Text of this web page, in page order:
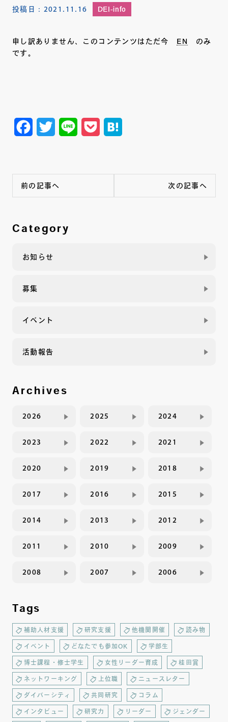
投稿日： 2021.11.16 DEI-info
申し訳ありません、このコンテンツはただ今 EN
のみ
です。
Facebook
TwitterLine Pocket
前の記事へ 次の記事へ
Category
お知らせ
募集
イベント
活動報告
Archives
2026 2025 2024
2023 2022 2021
2020 2019 2018
2017 2016 2015
2014 2013 2012
2011 2010 2009
2008 2007 2006
Tags
補助人材支援 研究支援 他機関開催 読み物
イベント どなたでも参加OK 学部生
博士課程・修士学生 女性リーダー育成 桂田賞
ネットワーキング 上位職 ニュースレター
ダイバーシティ 共同研究 コラム
インタビュー 研究力 リーダー ジェンダー